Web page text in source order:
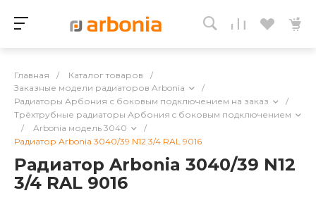
Главная / Каталог товаров
/
Заказные модели радиаторов Arbonia
/
Радиаторы Арбония с боковым подключением на заказ
/
Трёхтрубные радиаторы Арбония c боковым подключением
/
Arbonia модель 3040
/
Радиатор Arbonia 3040/39 N12 3/4 RAL 9016
Радиатор Arbonia 3040/39 N12
3/4 RAL 9016